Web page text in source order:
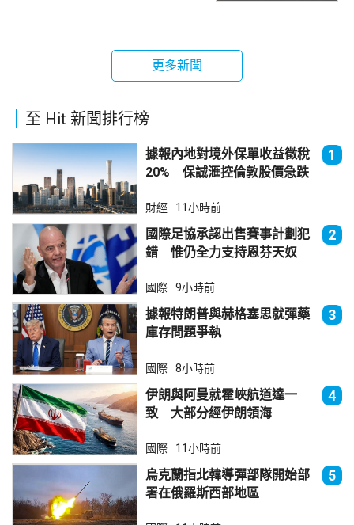
更多新聞
至 Hit 新聞排行榜
據報內地對境外保單收益徵稅
20% 保誠滙控倫敦股價急跌
1
財經 11小時前
國際足協承認出售賽事計劃犯
錯 惟仍全力支持恩芬天奴
2
國際 9小時前
據報特朗普與赫格塞思就彈藥
庫存問題爭執
3
國際 8小時前
伊朗與阿曼就霍峽航道達一
致 大部分經伊朗領海
4
國際 11小時前
烏克蘭指北韓導彈部隊開始部
署在俄羅斯西部地區
5